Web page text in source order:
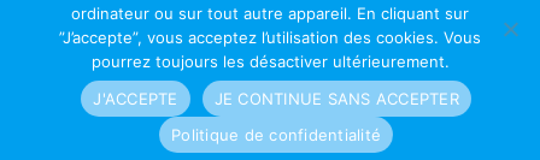
Copyright © 2026 Les soins de Mylie | Tous droits réservés.
Mentions légales|Confidentialité
ordinateur ou sur tout autre appareil. En cliquant sur
”J’accepte”, vous acceptez l’utilisation des cookies. Vous
pourrez toujours les désactiver ultérieurement.
J'ACCEPTE
JE CONTINUE SANS ACCEPTER
Politique de confidentialité